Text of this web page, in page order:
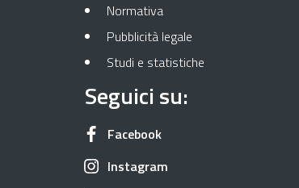
Normativa
Pubblicità legale
Studi e statistiche
Seguici su:
FacebookApre in una nuova scheda
Instagram